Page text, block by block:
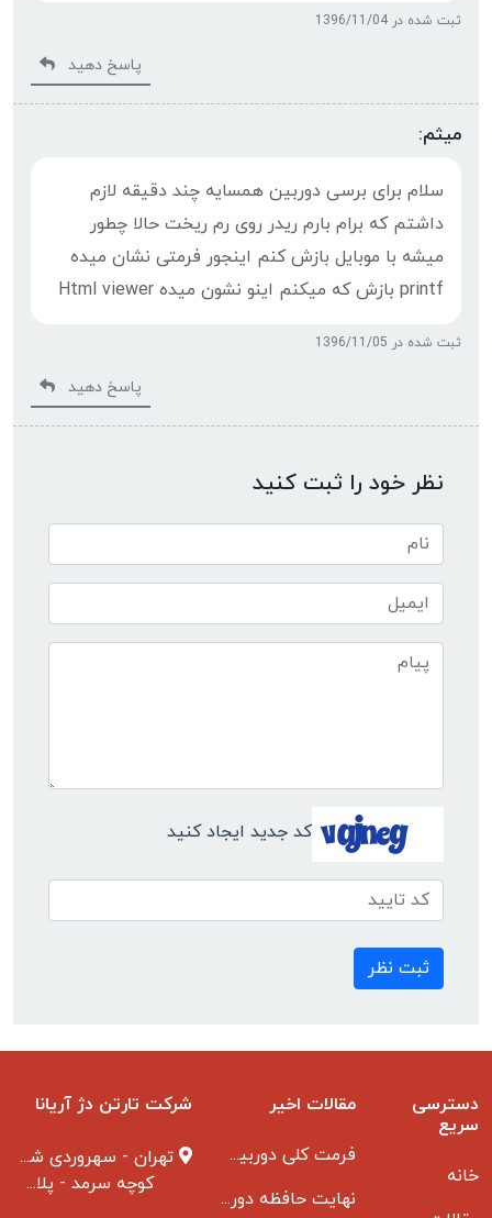
ثبت شده در 1396/11/04
پاسخ دهید
میثم:
سلام برای برسی دوربین همسایه چند دقیقه لازم
داشتم که برام بارم ریدر روی رم ریخت حالا چطور
میشه با موبایل بازش کنم اینجور فرمتی نشان میده
printf بازش که میکنم اینو نشون میده Html viewer
ثبت شده در 1396/11/05
پاسخ دهید
نظر خود را ثبت کنید
کد جدید ایجاد کنید
ثبت نظر
دسترسی
سریع
خانه
مقالات اخیر
فرمت کلی دوربین مدار بسته
نهایت حافظه دوربین مدار بسته
شرکت تارتن دژ آریانا
تهران - سهروردی شمالی
کوچه سرمد - پلاک ۱ - طبقه ۳